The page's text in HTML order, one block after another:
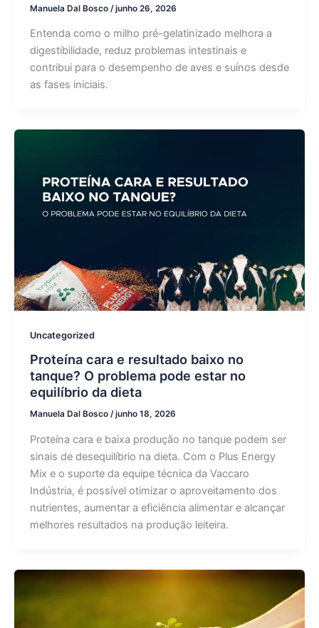
Manuela Dal Bosco /junho 26, 2026
Entenda como o milho pré-gelatinizado melhora a
digestibilidade, reduz problemas intestinais e
contribui para o desempenho de aves e suínos desde
as fases iniciais.
Uncategorized
Proteína cara e resultado baixo no
tanque? O problema pode estar no
equilíbrio da dieta
Manuela Dal Bosco /junho 18, 2026
Proteína cara e baixa produção no tanque podem ser
sinais de desequilíbrio na dieta. Com o Plus Energy
Mix e o suporte da equipe técnica da Vaccaro
Indústria, é possível otimizar o aproveitamento dos
nutrientes, aumentar a eficiência alimentar e alcançar
melhores resultados na produção leiteira.